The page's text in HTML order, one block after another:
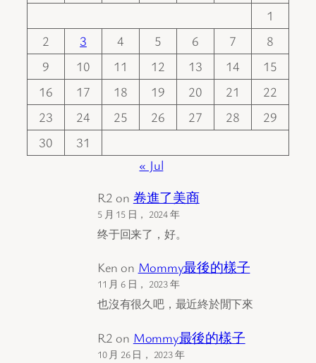
1
2
3 4 5 6 7
8
9
10 11 12 13 14
15
16
17 18 19 20 21
22
23
24 25 26 27 28
29
30
31
« Jul
R2 on 卷進了美商
5 月 15 日， 2024 年
终于回来了，好。
Ken on Mommy最後的樣子
11 月 6 日， 2023 年
也沒有很久吧，最近終於閒下來
R2 on Mommy最後的樣子
10 月 26 日， 2023 年